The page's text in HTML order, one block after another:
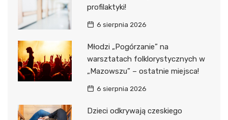
profilaktyki!
6 sierpnia 2026
Młodzi „Pogórzanie” na
warsztatach folklorystycznych w
„Mazowszu” – ostatnie miejsca!
6 sierpnia 2026
Dzieci odkrywają czeskiego